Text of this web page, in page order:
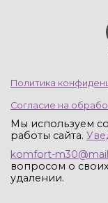
Политика
Согласие на
Мы используем
работы сайта.
komfort-
вопросом о
удалении.